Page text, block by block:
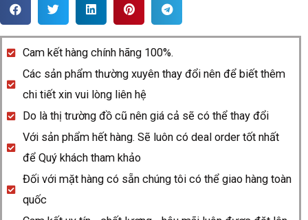
Rado
R21716702
quantity
Cam kết hàng chính hãng 100%.
Các sản phẩm thường xuyên thay đổi nên để biết thêm
chi tiết xin vui lòng liên hệ
Do là thị trường đồ cũ nên giá cả sẽ có thể thay đổi
Với sản phẩm hết hàng. Sẽ luôn có deal order tốt nhất
để Quý khách tham khảo
Đối với mặt hàng có sẵn chúng tôi có thể giao hàng toàn
quốc